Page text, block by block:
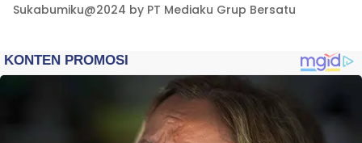
Sukabumiku@2024 by PT Mediaku Grup Bersatu